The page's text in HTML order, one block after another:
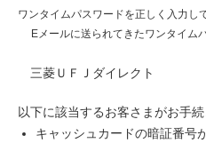
ワンタイムパスワードを正しく入力し
Eメールに送られてきたワンタイム
三菱ＵＦＪダイレクト
以下に該当するお客さまがお手
キャッシュカードの暗証番号